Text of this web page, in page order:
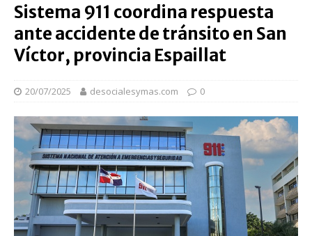
Sistema 911 coordina respuesta
ante accidente de tránsito en San
Víctor, provincia Espaillat
20/07/2025 desocialesymas.com 0